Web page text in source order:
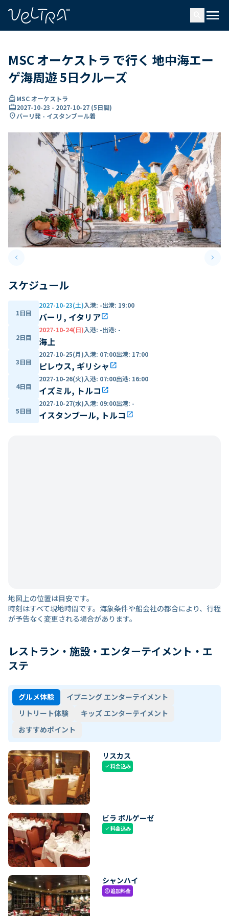
menu
MSC オーケストラ で行く 地中海エー
ゲ海周遊 5日クルーズ
directions_boatMSC オーケストラ
card_travel2027-10-23 - 2027-10-27 (5日間)
location_onバーリ発 - イスタンブール着
keyboard_arrow_leftPrevious slide keyboard_arrow_right
スケジュール
1日目
2027-10-23(土)入港: -出港: 19:00
バーリ, イタリアopen_in_new
2日目
2027-10-24(日)入港: -出港: -
海上
3日目
2027-10-25(月)入港: 07:00出港: 17:00
ピレウス, ギリシャ open_in_new
4日目
2027-10-26(火)入港: 07:00出港: 16:00
イズミル, トルコ open_in_new
5日目
2027-10-27(水)入港: 09:00出港: -
イスタンブール, トルコ open_in_new
地図上の位置は目安です。
時刻はすべて現地時間です。海象条件や船会社の都合により、行程
が予告なく変更される場合があります。
レストラン・施設・エンターテイメント・エ
ステ
グルメ体験
イブニング エンターテイメント
リトリート体験
キッズ エンターテイメント
おすすめポイント
リスカス
check料金込み
ビラ ボルゲーゼ
check料金込み
シャンハイ
paid追加料金